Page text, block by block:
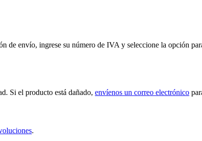
de envío, ingrese su número de IVA y seleccione la opción
Si el producto está dañado, envíenos un correo electrónico
.